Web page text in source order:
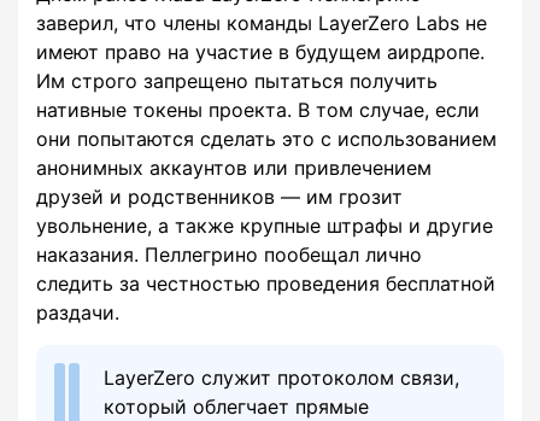
заверил, что члены команды LayerZero Labs не
имеют право на участие в будущем аирдропе.
Им строго запрещено пытаться получить
нативные токены проекта. В том случае, если
они попытаются сделать это с использованием
анонимных аккаунтов или привлечением
друзей и родственников — им грозит
увольнение, а также крупные штрафы и другие
наказания. Пеллегрино пообещал лично
следить за честностью проведения бесплатной
раздачи.
LayerZero служит протоколом связи,
который облегчает прямые